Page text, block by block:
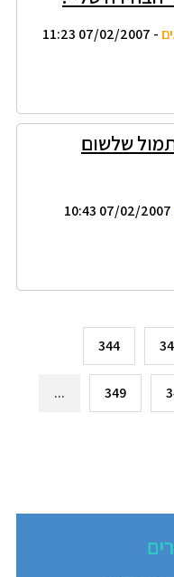
- 07/02/2007 11:23
שלשום
344
349
...